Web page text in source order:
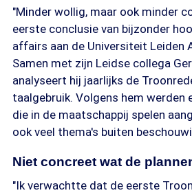
"Minder wollig, maar ook minder
eerste conclusie van bijzonder
affairs aan de Universiteit Leiden
Samen met zijn Leidse collega
analyseert hij jaarlijks de
taalgebruik. Volgens hem werden
die in de maatschappij spelen
ook veel thema's buiten
Niet concreet wat de
"Ik verwachtte dat de eerste